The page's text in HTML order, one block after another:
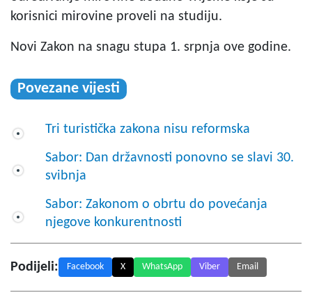
korisnici mirovine proveli na studiju.
Novi Zakon na snagu stupa 1. srpnja ove godine.
Povezane vijesti
Tri turistička zakona nisu reformska
Sabor: Dan državnosti ponovno se slavi 30.
svibnja
Sabor: Zakonom o obrtu do povećanja
njegove konkurentnosti
Podijeli: Facebook X WhatsApp Viber Email